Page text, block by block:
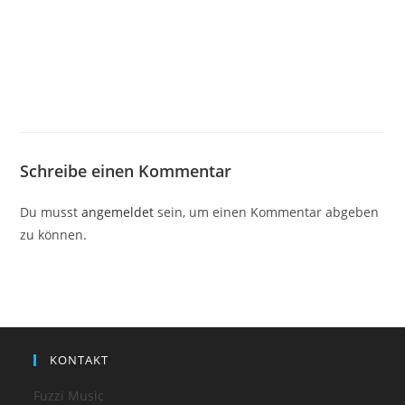
Schreibe einen Kommentar
Du musstangemeldet sein, um einen Kommentar abgeben
zu können.
KONTAKT
Fuzzi Music